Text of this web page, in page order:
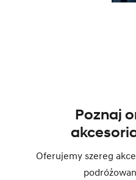
Poznaj
Oferujemy szereg